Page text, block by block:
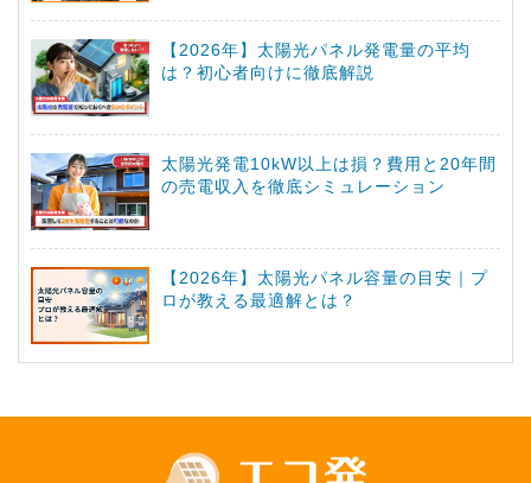
【2026年】太陽光パネル発電量の平均
は？初心者向けに徹底解説
太陽光発電10kW以上は損？費用と20年間
の売電収入を徹底シミュレーション
【2026年】太陽光パネル容量の目安｜プ
ロが教える最適解とは？